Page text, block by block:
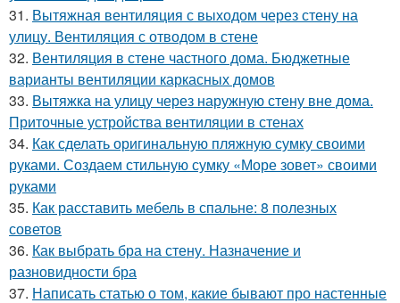
31. Вытяжная вентиляция с выходом через стену на
улицу. Вентиляция с отводом в стене
32. Вентиляция в стене частного дома. Бюджетные
варианты вентиляции каркасных домов
33. Вытяжка на улицу через наружную стену вне дома.
Приточные устройства вентиляции в стенах
34. Как сделать оригинальную пляжную сумку своими
руками. Создаем стильную сумку «Море зовет» своими
руками
35. Как расставить мебель в спальне: 8 полезных
советов
36. Как выбрать бра на стену. Назначение и
разновидности бра
37. Написать статью о том, какие бывают про настенные